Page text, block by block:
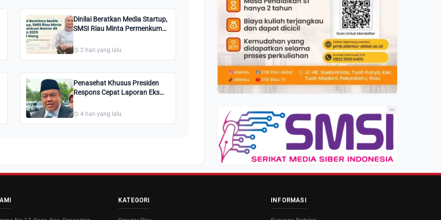
Dinilai Beratkan Media Startup,
SMSI Riau Minta Permenkum
Ulang
2 hari yang lalu
Penasehat Khusus Presiden
Respons Cepat Laporan Eks
Pastikan Akan Kawal Tuntutan
4 hari yang lalu
Ad
KATEGORI INFORMASI